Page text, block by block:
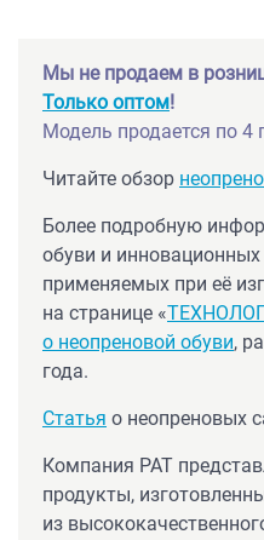
Мы не продаем в
Только оптом!
Модель продается по 4
Читайте обзор
Более подробную
обуви и инновационных
применяемых при её
на странице «
о неопреновой обуви,
года.
Статья о неопреновых
Компания РАТ
продукты,
из